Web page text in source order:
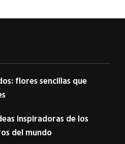
flores sencillas que
inspiradoras de los
del mundo